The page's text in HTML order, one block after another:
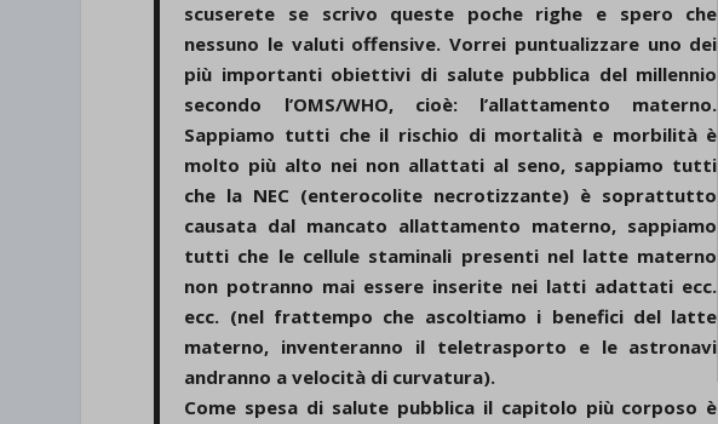
scuserete se scrivo queste poche righe e spero che
nessuno le valuti offensive. Vorrei puntualizzare uno dei
più importanti obiettivi di salute pubblica del millennio
secondo l’OMS/WHO, cioè: l’allattamento materno.
Sappiamo tutti che il rischio di mortalità e morbilità è
molto più alto nei non allattati al seno, sappiamo tutti
che la NEC (enterocolite necrotizzante) è soprattutto
causata dal mancato allattamento materno, sappiamo
tutti che le cellule staminali presenti nel latte materno
non potranno mai essere inserite nei latti adattati ecc.
ecc. (nel frattempo che ascoltiamo i benefici del latte
materno, inventeranno il teletrasporto e le astronavi
andranno a velocità di curvatura).
Come spesa di salute pubblica il capitolo più corposo è